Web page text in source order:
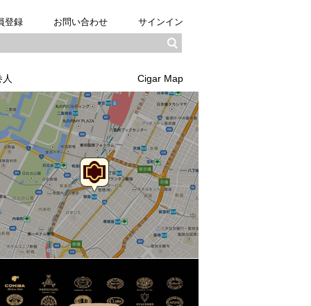
登録 お問い合わせ サインイン
Cigar Map